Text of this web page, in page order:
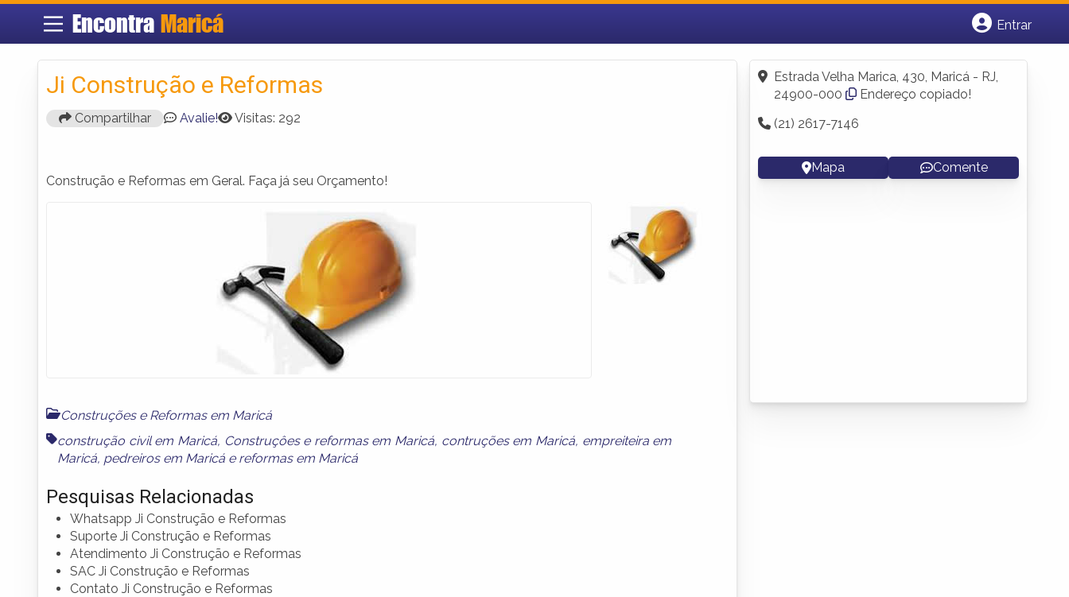
Encontra Maricá
Entrar
Fazer login
Criar conta
Ji Construção e Reformas
Compartilhar Avalie! Visitas: 292
Construção e Reformas em Geral. Faça já seu Orçamento!
Construções e Reformas em Maricá
construção civil em Maricá, Construçôes e reformas em Maricá, contruções em Maricá, empreiteira em
Maricá, pedreiros em Maricá e reformas em Maricá
Pesquisas Relacionadas
Whatsapp Ji Construção e Reformas
Suporte Ji Construção e Reformas
Atendimento Ji Construção e Reformas
SAC Ji Construção e Reformas
Contato Ji Construção e Reformas
Estrada Velha Marica, 430, Maricá - RJ,
24900-000
Endereço copiado!
(21) 2617-7146
Mapa Comente